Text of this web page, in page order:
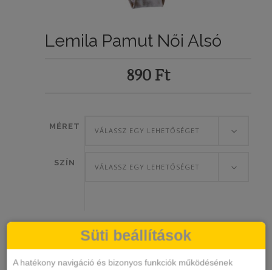
Lemila Pamut Női Alsó
890 Ft
MÉRET VÁLASSZ EGY LEHETŐSÉGET
SZÍN VÁLASSZ EGY LEHETŐSÉGET
Női
KOSÁRBA TESZEM
Süti beállítások
A hatékony navigáció és bizonyos funkciók működésének